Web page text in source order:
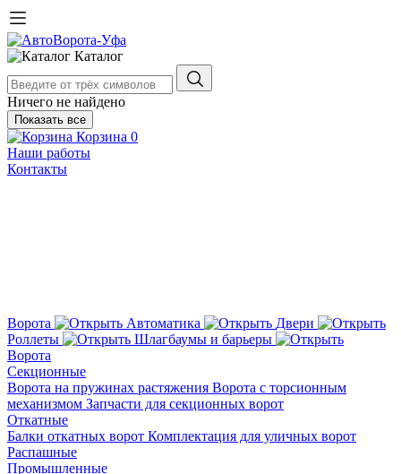
Каталог
Ничего не найдено
Показать все
Корзина 0
Наши работы
Контакты
Ворота Автоматика
Двери
Роллеты
Шлагбаумы и барьеры
Ворота
Секционные
Ворота на пружинах растяжения Ворота с торсионным
механизмом Запчасти для секционных ворот
Откатные
Балки откатных ворот Комплектация для уличных ворот
Распашные
Промышленные